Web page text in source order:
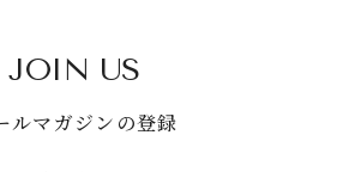
JOIN US
ルマガジンの登録